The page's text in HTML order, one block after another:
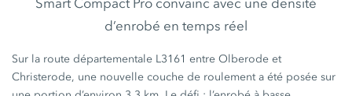
Smart Compact Pro convainc avec une densité
d’enrobé en temps réel
Sur la route départementale L3161 entre Olberode et
Christerode, une nouvelle couche de roulement a été posée sur